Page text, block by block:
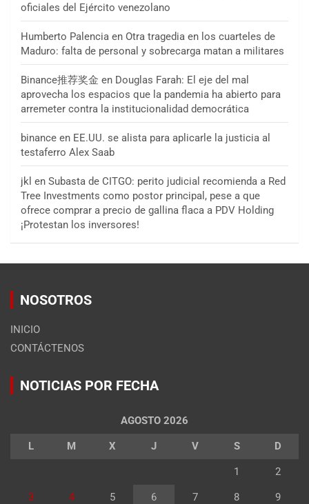
oficiales del Ejército venezolano
Humberto Palencia en Otra tragedia en los cuarteles de
Maduro: falta de personal y sobrecarga matan a militares
Binance推荐奖金 en Douglas Farah: El eje del mal
aprovecha los espacios que la pandemia ha abierto para
arremeter contra la institucionalidad democrática
binance en EE.UU. se alista para aplicarle la justicia al
testaferro Alex Saab
jkl en Subasta de CITGO: perito judicial recomienda a Red
Tree Investments como postor principal, pese a que
ofrece comprar a precio de gallina flaca a PDV Holding
¡Protestan los inversores!
NOSOTROS
INICIO
CONTÁCTENOS
NOTICIAS POR FECHA
AGOSTO 2026
L M X J V S D
1 2
3 4 5 6 7 8 9